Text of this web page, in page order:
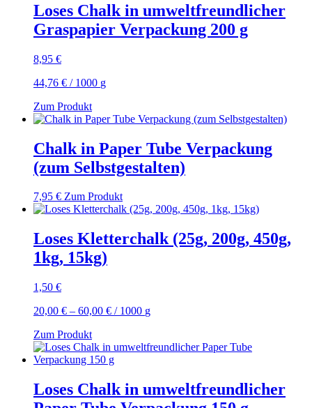
Loses Chalk in umweltfreundlicher
Graspapier Verpackung 200 g
8,95 €
44,76 € / 1000 g
Zum Produkt
Chalk in Paper Tube Verpackung
(zum Selbstgestalten)
7,95 € Zum Produkt
Loses Kletterchalk (25g, 200g, 450g,
1kg, 15kg)
1,50 €
20,00 € – 60,00 € / 1000 g
Zum Produkt
Loses Chalk in umweltfreundlicher